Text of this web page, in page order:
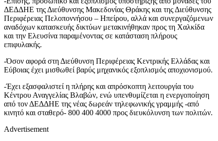
ΔΕΔΔΗΕ της Διεύθυνσης Μακεδονίας Θράκης και της Διεύθυνσης
Περιφέρειας Πελοποννήσου – Ηπείρου, αλλά και συνεργαζόμενων
αναδόχων κατασκευής δικτύων μετακινήθηκαν προς τη Χαλκίδα
και την Ελευσίνα παραμένοντας σε κατάσταση πλήρους
επιφυλακής.
-Όσον αφορά στη Διεύθυνση Περιφέρειας Κεντρικής Ελλάδας και
Εύβοιας έχει μισθωθεί βαρύς μηχανικός εξοπλισμός αποχιονισμού.
-Έχει εξασφαλιστεί η πλήρης και απρόσκοπτη λειτουργία του
Κέντρου Αναγγελίας Βλαβών, ενώ υπενθυμίζεται η ενεργοποίηση
από τον ΔΕΔΔΗΕ της νέας δωρεάν τηλεφωνικής γραμμής -από
κινητό και σταθερό- 800 400 4000 προς διευκόλυνση των πολιτών.
Advertisement